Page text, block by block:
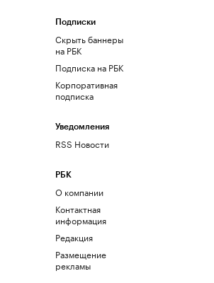
Подписки
Скрыть баннеры
на РБК
Подписка на РБК
Корпоративная
подписка
Уведомления
RSS Новости
РБК
О компании
Контактная
информация
Редакция
Размещение
рекламы